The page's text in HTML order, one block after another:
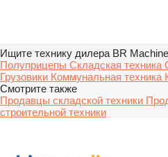
Ищите технику дилера BR
Полуприцепы Складская техника
Грузовики Коммунальная техника
Смотрите также
Продавцы складской техники
строительной техники